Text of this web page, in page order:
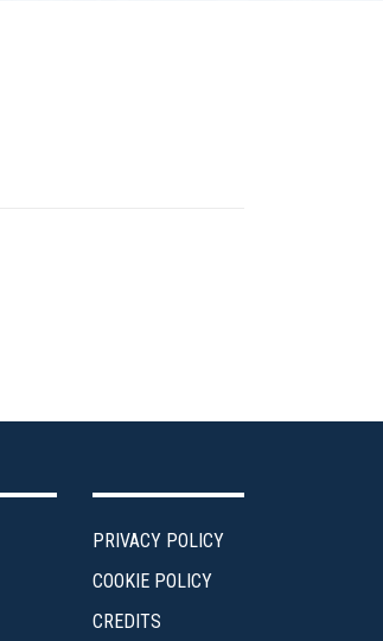
PRIVACY POLICY
COOKIE POLICY
CREDITS